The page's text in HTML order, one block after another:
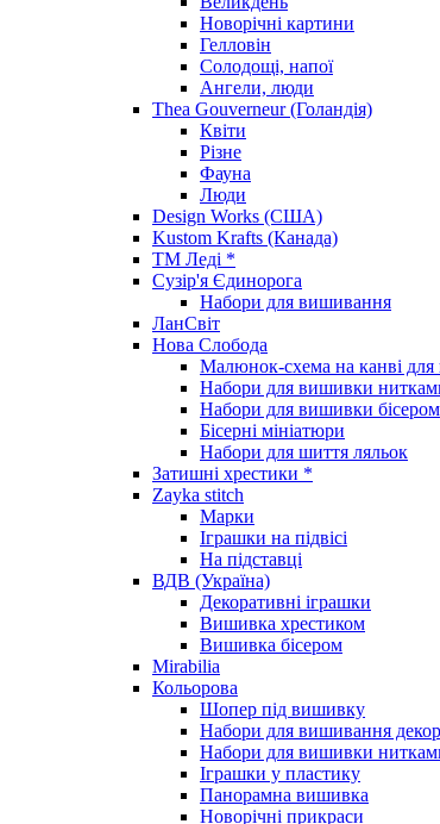
Новорічні картини
Гелловін
Солодощі, напої
Ангели, люди
Thea Gouverneur (Голандія)
Квіти
Різне
Фауна
Люди
Design Works (США)
Kustom Krafts (Канада)
ТМ Леді *
Сузір'я Єдинорога
Набори для вишивання
ЛанСвіт
Нова Слобода
Малюнок-схема на канві
Набори для вишивки
Набори для вишивки бісером
Бісерні мініатюри
Набори для шиття ляльок
Затишні хрестики *
Zayka stitch
Марки
Іграшки на підвісі
На підставці
ВДВ (Україна)
Декоративні іграшки
Вишивка хрестиком
Вишивка бісером
Mirabilia
Кольорова
Шопер під вишивку
Набори для вишивання
Набори для вишивки
Іграшки у пластику
Панорамна вишивка
Новорічні прикраси